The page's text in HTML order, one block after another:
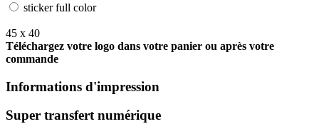
sticker full color
45 x 40
Téléchargez votre logo dans votre panier ou après votre
commande
Informations d'impression
Super transfert numérique